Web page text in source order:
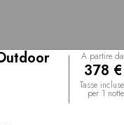
A partire da
378 €
Tasse incluse
per 1 notte